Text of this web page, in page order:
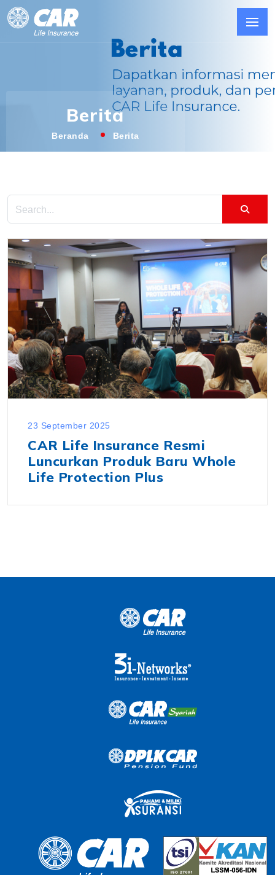
Berita
Beranda Berita
23 September 2025
CAR Life Insurance Resmi
Luncurkan Produk Baru Whole
Life Protection Plus